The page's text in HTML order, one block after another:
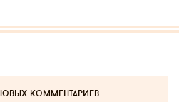
комментариев